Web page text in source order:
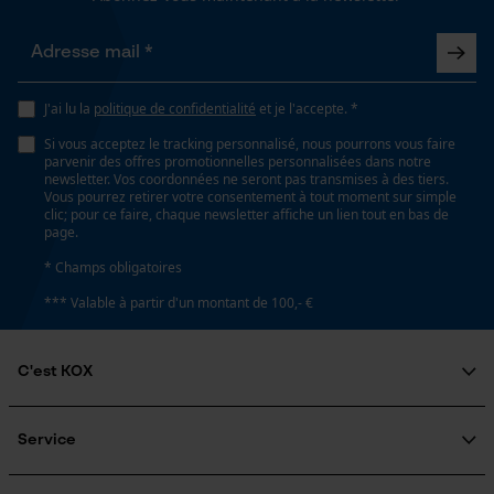
J'ai lu la politique de confidentialité et je l'accepte. *
Si vous acceptez le tracking personnalisé, nous pourrons vous faire
parvenir des offres promotionnelles personnalisées dans notre
newsletter. Vos coordonnées ne seront pas transmises à des tiers.
Vous pourrez retirer votre consentement à tout moment sur simple
clic; pour ce faire, chaque newsletter affiche un lien tout en bas de
page.
* Champs obligatoires
*** Valable à partir d'un montant de 100,- €
C'est KOX
Engagement social
Service
Page d'accueil personnalisée
Panier sauvegardé
utilisateurs
Vidéos YouTube
Cookies marketing